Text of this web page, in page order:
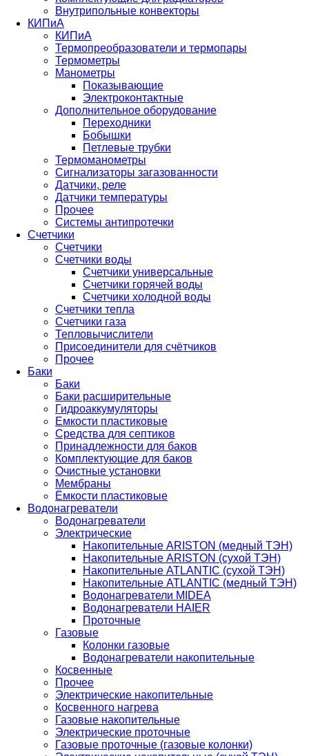
Внутрипольные конвекторы
КИПиА
КИПиА
Термопреобразователи и термопары
Термометры
Манометры
Показывающие
Электроконтактные
Дополнительное оборудование
Переходники
Бобышки
Петлевые трубки
Термоманометры
Сигнализаторы загазованности
Датчики, реле
Датчики температуры
Прочее
Системы антипротечки
Счетчики
Счетчики
Счетчики воды
Счетчики универсальные
Счетчики горячей воды
Счетчики холодной воды
Счетчики тепла
Счетчики газа
Тепловычислители
Присоединители для счётчиков
Прочее
Баки
Баки
Баки расширительные
Гидроаккумуляторы
Емкости пластиковые
Средства для септиков
Принадлежности для баков
Комплектующие для баков
Очистные установки
Мембраны
Ёмкости пластиковые
Водонагреватели
Водонагреватели
Электрические
Накопительные ARISTON (медный ТЭН)
Накопительные ARISTON (сухой ТЭН)
Накопительные ATLANTIC (сухой ТЭН)
Накопительные ATLANTIC (медный ТЭН)
Водонагреватели MIDEA
Водонагреватели HAIER
Проточные
Газовые
Колонки газовые
Водонагреватели накопительные
Косвенные
Прочее
Электрические накопительные
Косвенного нагрева
Газовые накопительные
Электрические проточные
Газовые проточные (газовые колонки)